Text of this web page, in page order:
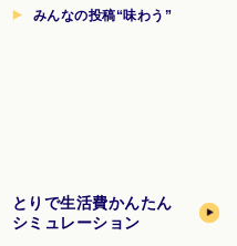
みんなの投稿“味わう”
とりで生活費かんたん
シミュレーション